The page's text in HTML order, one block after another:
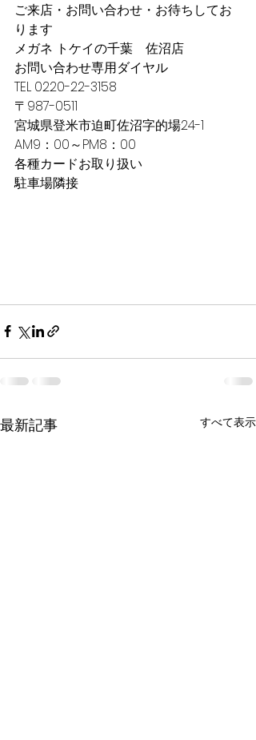
ご来店・お問い合わせ・お待ちしてお
ります
メガネ トケイの千葉　佐沼店
お問い合わせ専用ダイヤル
TEL 0220-22-3158
〒987-0511
宮城県登米市迫町佐沼字的場24-1
AM9：00～PM8：00
各種カードお取り扱い
駐車場隣接
最新記事 すべて表示